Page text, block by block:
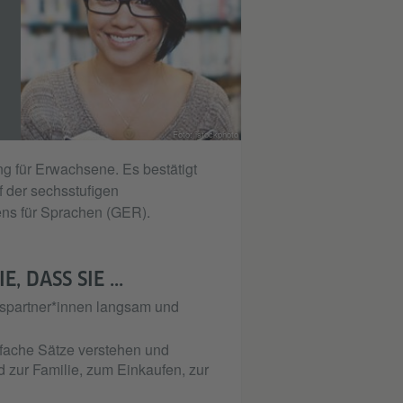
Foto: istockphoto
für Erwachsene. Es bestätigt
sechsstufigen
für Sprachen (GER).
DASS SIE ...
langsam und
Sätze verstehen und
Familie, zum Einkaufen, zur